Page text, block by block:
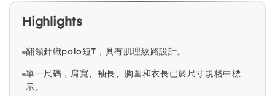
Highlights
翻領針織polo短T，具有肌理紋路設計。
單一尺碼，肩寬、袖長、胸圍和衣長已於尺寸規格中標
示。